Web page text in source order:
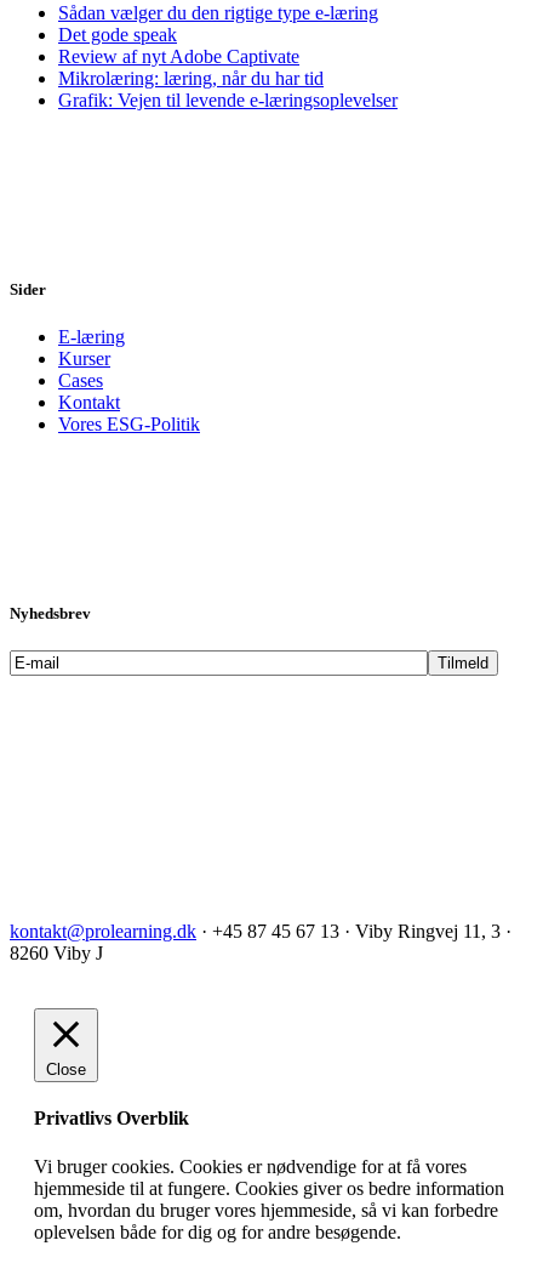
Sådan vælger du den rigtige type e-læring
Det gode speak
Review af nyt Adobe Captivate
Mikrolæring: læring, når du har tid
Grafik: Vejen til levende e-læringsoplevelser
Sider
E-læring
Kurser
Cases
Kontakt
Vores ESG-Politik
Nyhedsbrev
kontakt@prolearning.dk · +45 87 45 67 13 · Viby Ringvej 11, 3 ·
8260 Viby J
Close
Privatlivs Overblik
Vi bruger cookies. Cookies er nødvendige for at få vores
hjemmeside til at fungere. Cookies giver os bedre information
om, hvordan du bruger vores hjemmeside, så vi kan forbedre
oplevelsen både for dig og for andre besøgende.